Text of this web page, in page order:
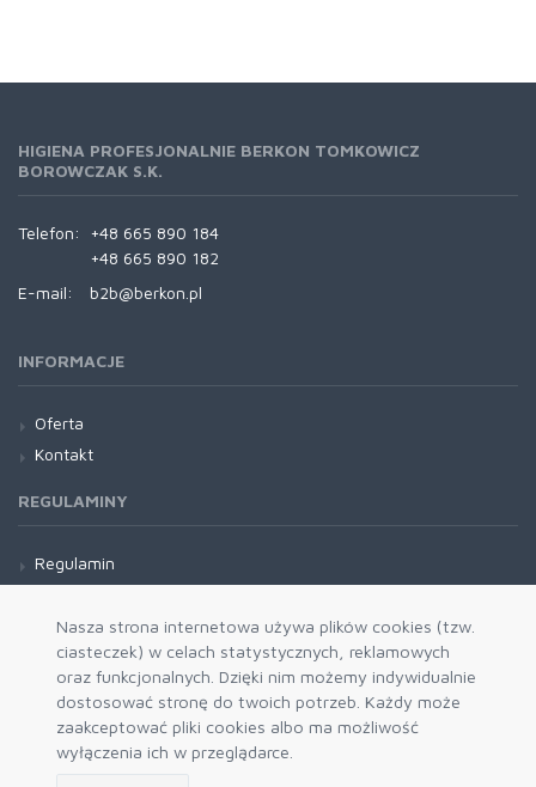
Nasza strona internetowa używa plików cookies (tzw.
ciasteczek) w celach statystycznych, reklamowych
oraz funkcjonalnych. Dzięki nim możemy indywidualnie
dostosować stronę do twoich potrzeb. Każdy może
zaakceptować pliki cookies albo ma możliwość
wyłączenia ich w przeglądarce.
HIGIENA PROFESJONALNIE BERKON TOMKOWICZ
BOROWCZAK S.K.
Telefon:
+48 665 890 184
+48 665 890 182
E-mail:
b2b@berkon.pl
INFORMACJE
Oferta
Kontakt
REGULAMINY
Regulamin